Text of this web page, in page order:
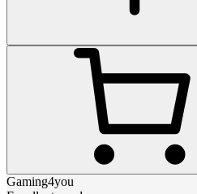
Gaming4you